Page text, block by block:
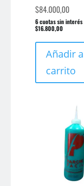
$84.000,00
6 cuotas sin interés
$16.800,00
Añadir
carrito